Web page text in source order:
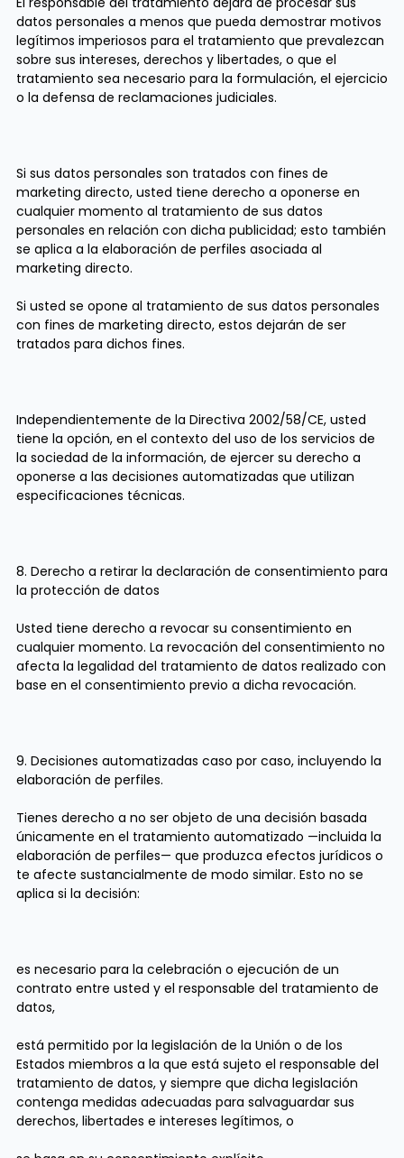
datos personales a menos que pueda demostrar motivos
legítimos imperiosos para el tratamiento que prevalezcan
sobre sus intereses, derechos y libertades, o que el
tratamiento sea necesario para la formulación, el ejercicio
o la defensa de reclamaciones judiciales.
Si sus datos personales son tratados con fines de
marketing directo, usted tiene derecho a oponerse en
cualquier momento al tratamiento de sus datos
personales en relación con dicha publicidad; esto también
se aplica a la elaboración de perfiles asociada al
marketing directo.
Si usted se opone al tratamiento de sus datos personales
con fines de marketing directo, estos dejarán de ser
tratados para dichos fines.
Independientemente de la Directiva 2002/58/CE, usted
tiene la opción, en el contexto del uso de los servicios de
la sociedad de la información, de ejercer su derecho a
oponerse a las decisiones automatizadas que utilizan
especificaciones técnicas.
8. Derecho a retirar la declaración de consentimiento para
la protección de datos
Usted tiene derecho a revocar su consentimiento en
cualquier momento. La revocación del consentimiento no
afecta la legalidad del tratamiento de datos realizado con
base en el consentimiento previo a dicha revocación.
9. Decisiones automatizadas caso por caso, incluyendo la
elaboración de perfiles.
Tienes derecho a no ser objeto de una decisión basada
únicamente en el tratamiento automatizado —incluida la
elaboración de perfiles— que produzca efectos jurídicos o
te afecte sustancialmente de modo similar. Esto no se
aplica si la decisión:
es necesario para la celebración o ejecución de un
contrato entre usted y el responsable del tratamiento de
datos,
está permitido por la legislación de la Unión o de los
Estados miembros a la que está sujeto el responsable del
tratamiento de datos, y siempre que dicha legislación
contenga medidas adecuadas para salvaguardar sus
derechos, libertades e intereses legítimos, o